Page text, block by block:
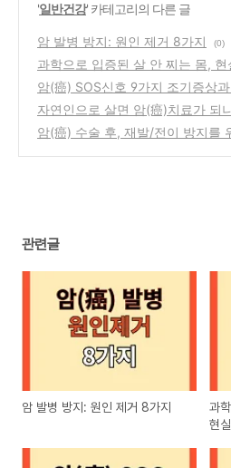
'일반건강' 카테고리의 다른 글
암 발병 방지: 원인 제거 8가지 (0)
과학으로 입증된 살 안 찌는 몸, 현
(0)
암(癌) SOS신호 9가지 조기증상
지 음식
(0)
자연인으로 살면 암(癌)치료가 되
위험!
(0)
암(癌) 수술 후, 재발/전이 방지를
관련글
암 발병 방지: 원인 제거 8가지
과
현